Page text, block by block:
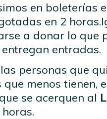
en boleterías
en 2
a donar lo que
entradas.
personas que
menos tienen,
se acerquen al